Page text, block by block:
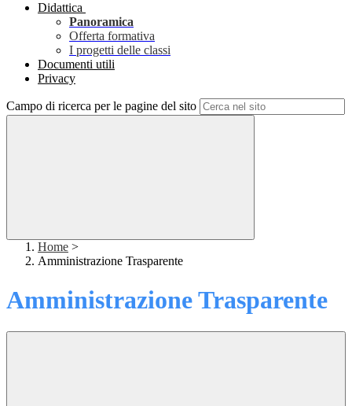
Didattica
Panoramica
Offerta formativa
I progetti delle classi
Documenti utili
Privacy
Campo di ricerca per le pagine del sito
Home >
Amministrazione Trasparente
Amministrazione Trasparente